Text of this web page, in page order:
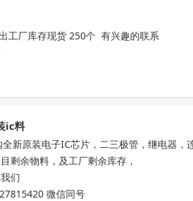
ic料
新原装电子IC芯片，二三极管，继电器，
剩余物料，及工厂剩余库存，
们
微信同号